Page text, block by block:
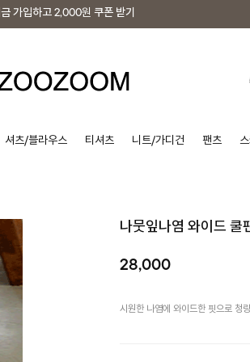
가입하고2,000원 쿠폰 받기
셔츠/블라우스 티셔츠 니트/가디건 팬츠
나뭇잎나염 와이드 쿨
28,000
시원한 나염에 와이드한 핏으로 청